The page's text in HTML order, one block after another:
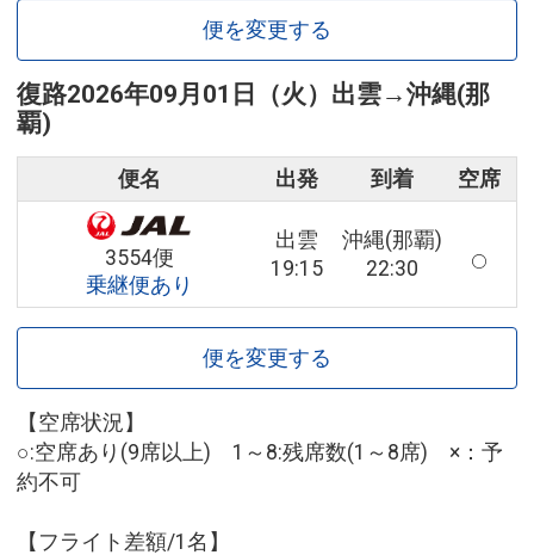
便を変更する
復路2026年09月01日（火） 出雲→沖縄(那
覇)
便名 出発 到着 空席
3554便
乗継便あり
出雲
19:15
沖縄(那覇)
22:30
便を変更する
【空席状況】
○:空席あり(9席以上) 1～8:残席数(1～8席) ×：予
約不可
【フライト差額/1名】